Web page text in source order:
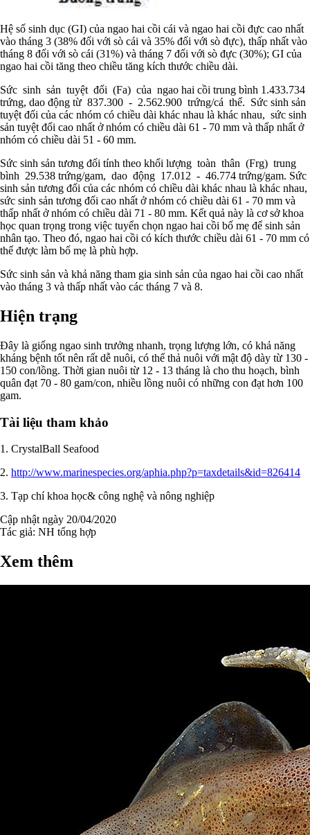
Hệ số sinh dục (GI) của ngao hai cồi cái và ngao hai cồi đực cao nhất
vào tháng 3 (38% đối với sò cái và 35% đối với sò đực), thấp nhất vào
tháng 8 đối với sò cái (31%) và tháng 7 đối với sò đực (30%); GI của
ngao hai cồi tăng theo chiều tăng kích thước chiều dài.
Sức sinh sản tuyệt đối (Fa) của ngao hai cồi trung bình 1.433.734
trứng, dao động từ 837.300 - 2.562.900 trứng/cá thể. Sức sinh sản
tuyệt đối của các nhóm có chiều dài khác nhau là khác nhau, sức sinh
sản tuyệt đối cao nhất ở nhóm có chiều dài 61 - 70 mm và thấp nhất ở
nhóm có chiều dài 51 - 60 mm.
Sức sinh sản tương đối tính theo khối lượng toàn thân (Frg) trung
bình 29.538 trứng/gam, dao động 17.012 - 46.774 trứng/gam. Sức
sinh sản tương đối của các nhóm có chiều dài khác nhau là khác nhau,
sức sinh sản tương đối cao nhất ở nhóm có chiều dài 61 - 70 mm và
thấp nhất ở nhóm có chiều dài 71 - 80 mm. Kết quả này là cơ sở khoa
học quan trọng trong việc tuyển chọn ngao hai cồi bố mẹ để sinh sản
nhân tạo. Theo đó, ngao hai cồi có kích thước chiều dài 61 - 70 mm có
thể được làm bố mẹ là phù hợp.
Sức sinh sản và khả năng tham gia sinh sản của ngao hai cồi cao nhất
vào tháng 3 và thấp nhất vào các tháng 7 và 8.
Hiện trạng
Đây là giống ngao sinh trưởng nhanh, trọng lượng lớn, có khả năng
kháng bệnh tốt nên rất dễ nuôi, có thể thả nuôi với mật độ dày từ 130 -
150 con/lồng. Thời gian nuôi từ 12 - 13 tháng là cho thu hoạch, bình
quân đạt 70 - 80 gam/con, nhiều lồng nuôi có những con đạt hơn 100
gam.
Tài liệu tham khảo
1. CrystalBall Seafood
2. http://www.marinespecies.org/aphia.php?p=taxdetails&id=826414
3. Tạp chí khoa học& công nghệ và nông nghiệp
Cập nhật ngày 20/04/2020
Tác giả: NH tổng hợp
Xem thêm